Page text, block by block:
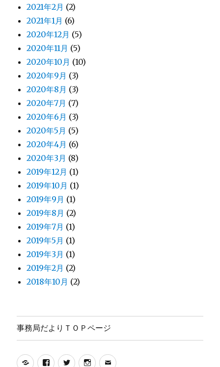
2021年2月 (2)
2021年1月 (6)
2020年12月 (5)
2020年11月 (5)
2020年10月 (10)
2020年9月 (3)
2020年8月 (3)
2020年7月 (7)
2020年6月 (3)
2020年5月 (5)
2020年4月 (6)
2020年3月 (8)
2019年12月 (1)
2019年10月 (1)
2019年9月 (1)
2019年8月 (2)
2019年7月 (1)
2019年5月 (1)
2019年3月 (1)
2019年2月 (2)
2018年10月 (2)
事務局だよりＴＯＰページ
Yelp Facebook
TwitterInstagram
メ